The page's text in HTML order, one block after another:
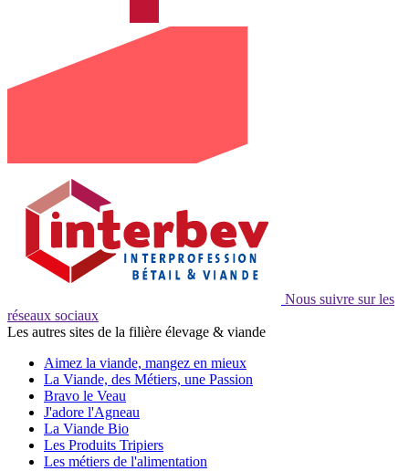
Nous suivre sur les
réseaux sociaux
Les autres sites de la filière élevage & viande
Aimez la viande, mangez en mieux
La Viande, des Métiers, une Passion
Bravo le Veau
J'adore l'Agneau
La Viande Bio
Les Produits Tripiers
Les métiers de l'alimentation